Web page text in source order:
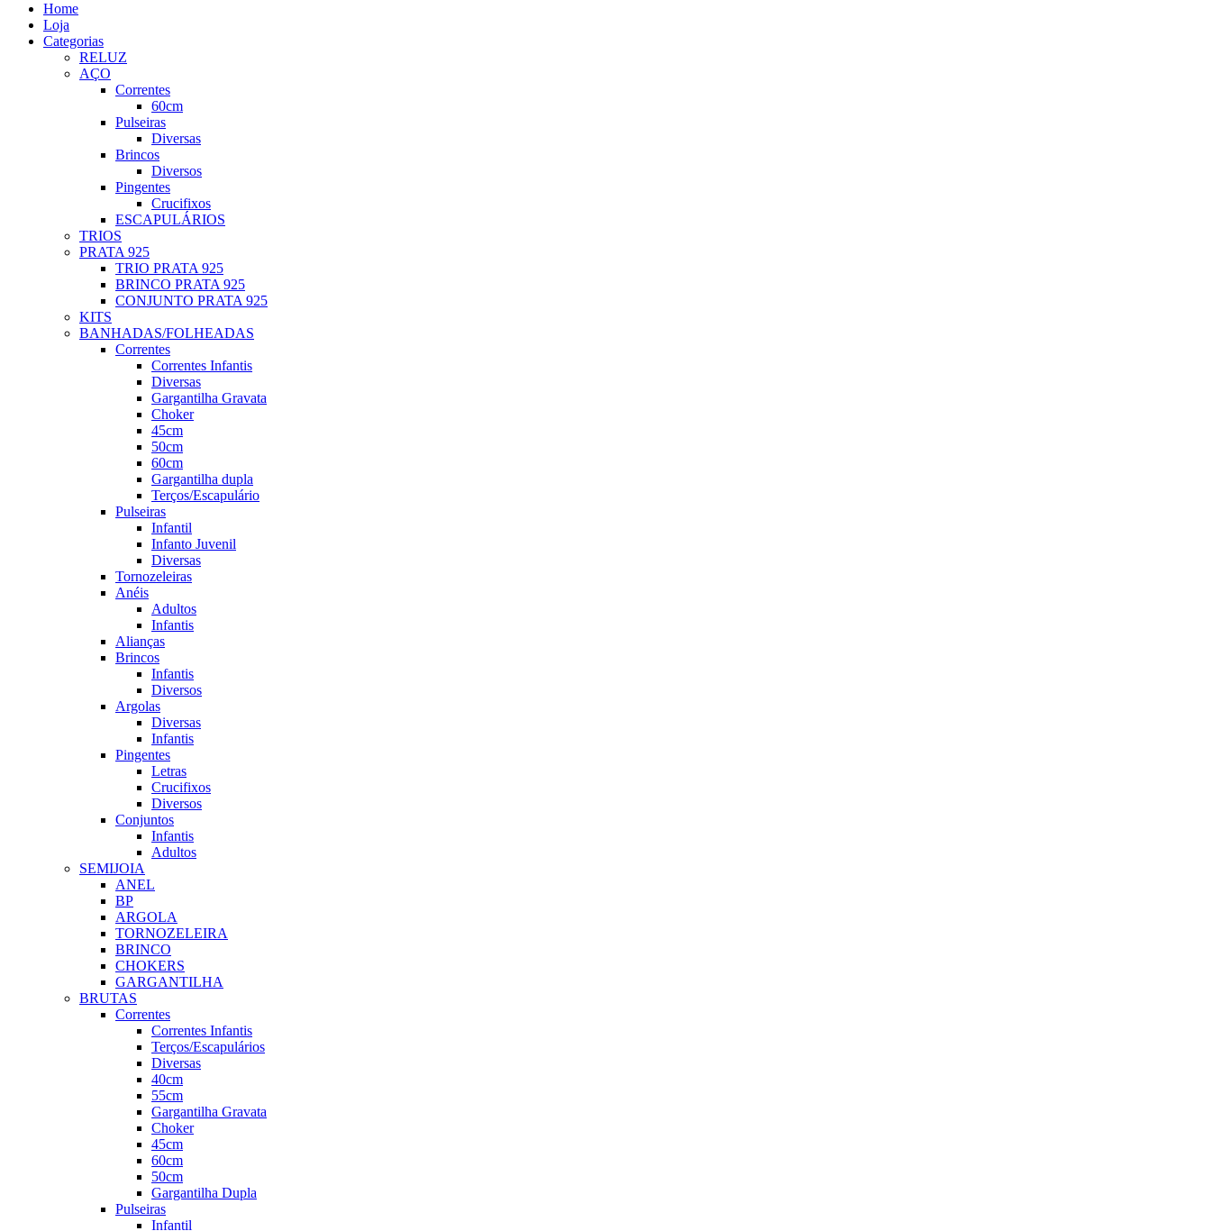
Home
Loja
Categorias
RELUZ
AÇO
Correntes
60cm
Pulseiras
Diversas
Brincos
Diversos
Pingentes
Crucifixos
ESCAPULÁRIOS
TRIOS
PRATA 925
TRIO PRATA 925
BRINCO PRATA 925
CONJUNTO PRATA 925
KITS
BANHADAS/FOLHEADAS
Correntes
Correntes Infantis
Diversas
Gargantilha Gravata
Choker
45cm
50cm
60cm
Gargantilha dupla
Terços/Escapulário
Pulseiras
Infantil
Infanto Juvenil
Diversas
Tornozeleiras
Anéis
Adultos
Infantis
Alianças
Brincos
Infantis
Diversos
Argolas
Diversas
Infantis
Pingentes
Letras
Crucifixos
Diversos
Conjuntos
Infantis
Adultos
SEMIJOIA
ANEL
BP
ARGOLA
TORNOZELEIRA
BRINCO
CHOKERS
GARGANTILHA
BRUTAS
Correntes
Correntes Infantis
Terços/Escapulários
Diversas
40cm
55cm
Gargantilha Gravata
Choker
45cm
60cm
50cm
Gargantilha Dupla
Pulseiras
Infantil